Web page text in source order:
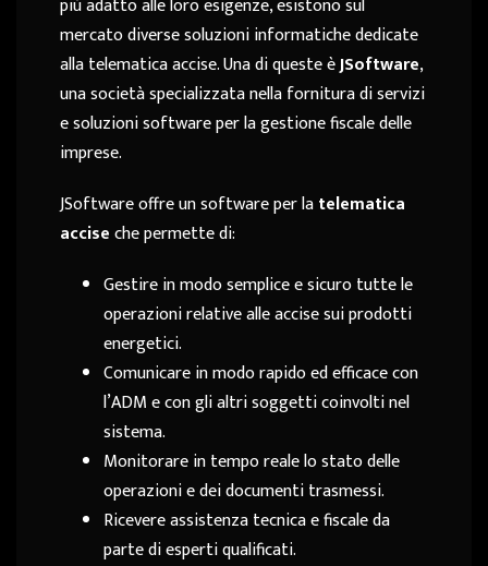
mercato diverse soluzioni informatiche dedicate
alla telematica accise. Una di queste èJSoftware,
una società specializzata nella fornitura di servizi
e soluzioni software per la gestione fiscale delle
imprese.
JSoftware offre un software per latelematica
acciseche permette di:
Gestire in modo semplice e sicuro tutte le
operazioni relative alle accise sui prodotti
energetici.
Comunicare in modo rapido ed efficace con
l’ADM e con gli altri soggetti coinvolti nel
sistema.
Monitorare in tempo reale lo stato delle
operazioni e dei documenti trasmessi.
Ricevere assistenza tecnica e fiscale da
parte di esperti qualificati.